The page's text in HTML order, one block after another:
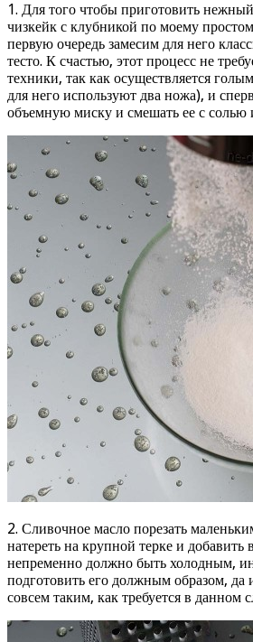
1. Для того чтобы приготовить
чизкейк с клубникой по моему
первую очередь замесим для него
тесто. К счастью, этот процесс не
техники, так как осуществляется
для него используют два ножа), и
объемную миску и смешать ее с солью
2. Сливочное масло порезать
натереть на крупной терке и
непременно должно быть холодным,
подготовить его должным образом, да
совсем таким, как требуется в данном